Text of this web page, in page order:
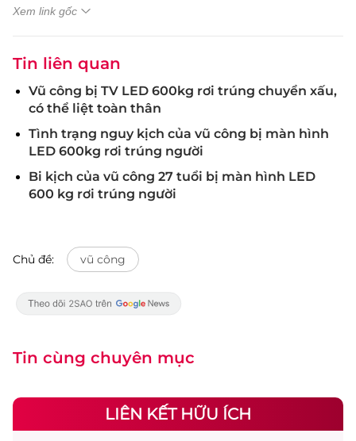
Xem link gốc
Tin liên quan
Vũ công bị TV LED 600kg rơi trúng chuyển xấu,
có thể liệt toàn thân
Tình trạng nguy kịch của vũ công bị màn hình
LED 600kg rơi trúng người
Bi kịch của vũ công 27 tuổi bị màn hình LED
600 kg rơi trúng người
Chủ đề: vũ công
Tin cùng chuyên mục
LIÊN KẾT HỮU ÍCH